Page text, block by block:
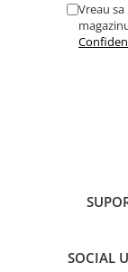
Vreau
SOCIAL